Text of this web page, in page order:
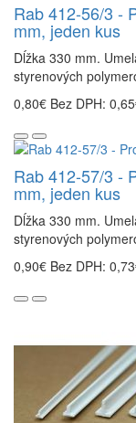
Rab 412-56/3 -
mm, jeden kus
Dĺžka 330 mm.
styrenových
0,80€ Bez DPH:
Rab 412-57/3 -
mm, jeden kus
Dĺžka 330 mm.
styrenových
0,90€ Bez DPH: